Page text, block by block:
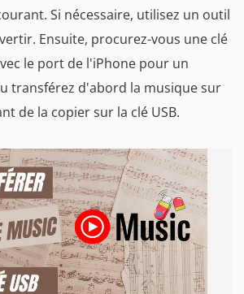
Si nécessaire, utilisez un outil
Ensuite, procurez-vous une clé
le port de l'iPhone pour un
transférez d'abord la musique sur
de la copier sur la clé USB.